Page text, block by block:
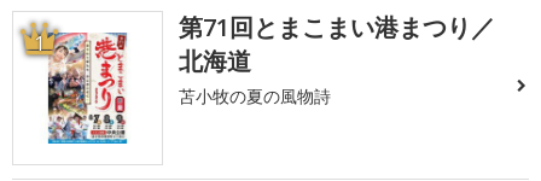
1
第71回とまこまい港まつり／
北海道
苫小牧の夏の風物詩